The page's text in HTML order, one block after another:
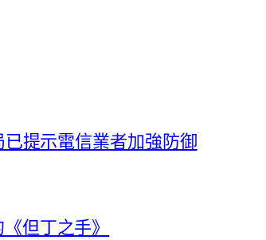
提示電信業者加強防御
但丁之手》